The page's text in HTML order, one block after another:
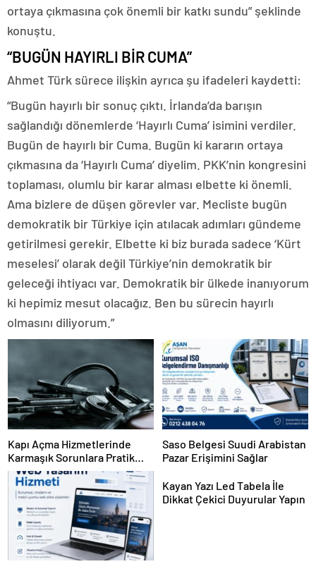
ortaya çıkmasına çok önemli bir katkı sundu” şeklinde
konuştu.
“BUGÜN HAYIRLI BİR CUMA”
Ahmet Türk sürece ilişkin ayrıca şu ifadeleri kaydetti:
“Bugün hayırlı bir sonuç çıktı. İrlanda’da barışın
sağlandığı dönemlerde ‘Hayırlı Cuma’ isimini verdiler.
Bugün de hayırlı bir Cuma. Bugün ki kararın ortaya
çıkmasına da ‘Hayırlı Cuma’ diyelim. PKK’nin kongresini
toplaması, olumlu bir karar alması elbette ki önemli.
Ama bizlere de düşen görevler var. Mecliste bugün
demokratik bir Türkiye için atılacak adımları gündeme
getirilmesi gerekir. Elbette ki biz burada sadece ‘Kürt
meselesi’ olarak değil Türkiye’nin demokratik bir
geleceği ihtiyacı var. Demokratik bir ülkede inanıyorum
ki hepimiz mesut olacağız. Ben bu sürecin hayırlı
olmasını diliyorum.”
Kapı Açma Hizmetlerinde
Karmaşık Sorunlara Pratik
Çözümler
Saso Belgesi Suudi Arabistan
Pazar Erişimini Sağlar
Kayan Yazı Led Tabela İle
Dikkat Çekici Duyurular Yapın